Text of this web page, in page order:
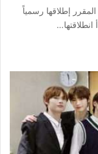
إطلاقها رسمياً